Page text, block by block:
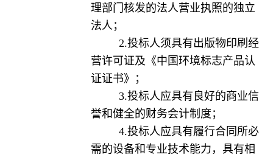
理部门核发的法人营业执照的独立
法人；
2.投标人须具有出版物印刷经
营许可证及《中国环境标志产品认
证证书》；
3.投标人应具有良好的商业信
誉和健全的财务会计制度；
4.投标人应具有履行合同所必
需的设备和专业技术能力，具有相